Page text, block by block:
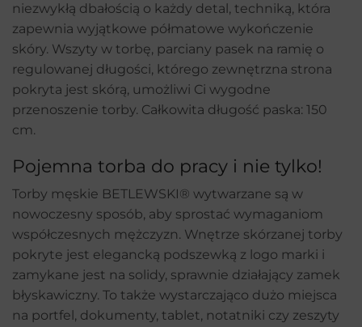
niezwykłą dbałością o każdy detal, techniką, która
zapewnia wyjątkowe półmatowe wykończenie
skóry. Wszyty w torbę, parciany pasek na ramię o
regulowanej długości, którego zewnętrzna strona
pokryta jest skórą, umożliwi Ci wygodne
przenoszenie torby. Całkowita długość paska: 150
cm.
Pojemna torba do pracy i nie tylko!
Torby męskie BETLEWSKI® wytwarzane są w
nowoczesny sposób, aby sprostać wymaganiom
współczesnych mężczyzn. Wnętrze skórzanej torby
pokryte jest elegancką podszewką z logo marki i
zamykane jest na solidy, sprawnie działający zamek
błyskawiczny. To także wystarczająco dużo miejsca
na portfel, dokumenty, tablet, notatniki czy zeszyty